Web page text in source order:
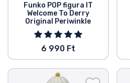
Funko POP figura IT
Welcome To Derry
Original Periwinkle
6 990 Ft